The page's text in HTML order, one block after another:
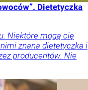
Dietetyczka
Niektóre mogą cię
znana dietetyczka i
producentów. Nie